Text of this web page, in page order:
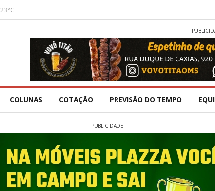
23°C
COLUNAS COTAÇÃO PREVISÃO DO TEMPO
PUBLICIDADE